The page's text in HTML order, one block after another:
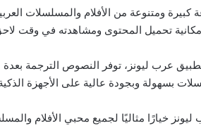
ومتنوعة من الأفلام والمسلسلات
تحميل المحتوى ومشاهدته في وقت
بسهولة وبجودة عالية على الأجهزة
خيارًا مثاليًا لجميع محبي الأفلام